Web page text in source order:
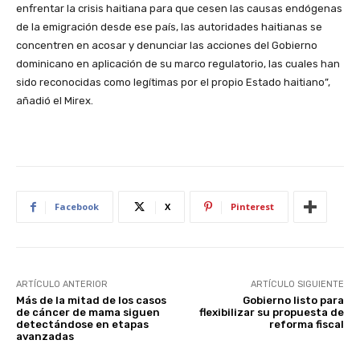
enfrentar la crisis haitiana para que cesen las causas endógenas
de la emigración desde ese país, las autoridades haitianas se
concentren en acosar y denunciar las acciones del Gobierno
dominicano en aplicación de su marco regulatorio, las cuales han
sido reconocidas como legítimas por el propio Estado haitiano”,
añadió el Mirex.
Facebook X Pinterest
ARTÍCULO ANTERIOR
Más de la mitad de los casos
de cáncer de mama siguen
detectándose en etapas
avanzadas
ARTÍCULO SIGUIENTE
Gobierno listo para
flexibilizar su propuesta de
reforma fiscal